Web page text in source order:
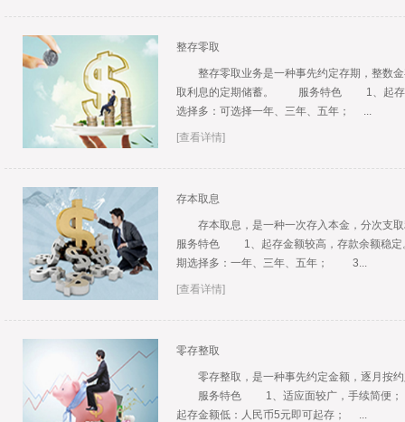
整存零取
整存零取业务是一种事先约定存期，整数金
取利息的定期储蓄。 服务特色 1、起存
选择多：可选择一年、三年、五年； ...
[查看详情]
存本取息
存本取息，是一种一次存入本金，分次
服务特色 1、起存金额较高，存款余额稳
期选择多：一年、三年、五年； 3...
[查看详情]
零存整取
零存整取，是一种事先约定金额，逐月按约
服务特色 1、适应面较广，手续简便
起存金额低：人民币5元即可起存； ...